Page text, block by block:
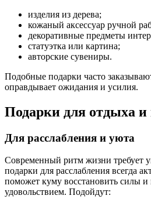
изделия из дерева;
кожаный аксессуар ручной
декоративные предметы
статуэтка или картина;
авторские сувениры.
Подобные подарки часто
оправдывает ожидания и усилия.
Подарки для отдыха и
Для расслабления и уюта
Современный ритм жизни требует
подарки для расслабления всегда
поможет куму восстановить силы и
удовольствием. Подойдут: